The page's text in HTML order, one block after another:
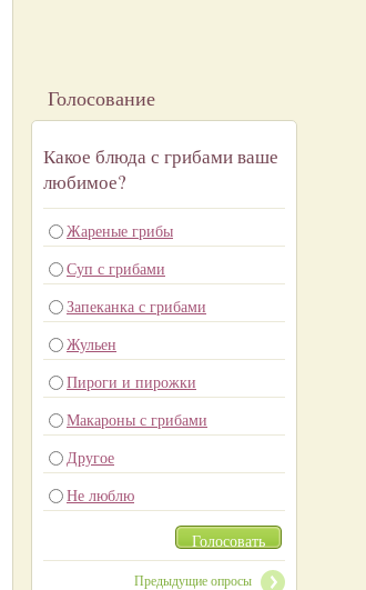
Голосование
Какое блюда с грибами ваше
любимое?
Жареные грибы
Суп с грибами
Запеканка с грибами
Жульен
Пироги и пирожки
Макароны с грибами
Другое
Не люблю
Голосовать
Предыдущие опросы